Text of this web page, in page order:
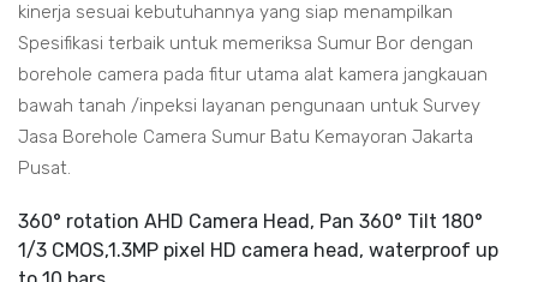
kinerja sesuai kebutuhannya yang siap menampilkan
Spesifikasi terbaik untuk memeriksa Sumur Bor dengan
borehole camera pada fitur utama alat kamera jangkauan
bawah tanah /inpeksi layanan pengunaan untuk Survey
Jasa Borehole Camera Sumur Batu Kemayoran Jakarta
Pusat.
360° rotation AHD Camera Head, Pan 360° Tilt 180°
1/3 CMOS,1.3MP pixel HD camera head, waterproof up